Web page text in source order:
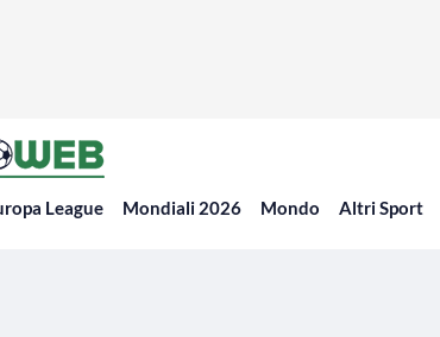
League Mondiali 2026 Mondo Altri Sport